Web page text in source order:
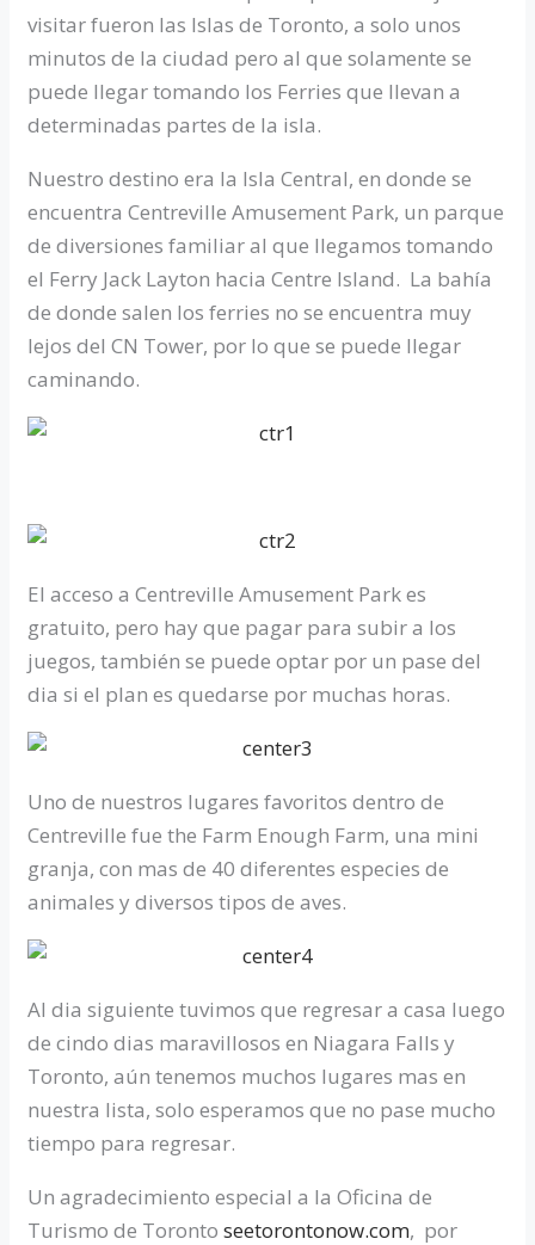
visitar fueron las Islas de Toronto, a solo unos
minutos de la ciudad pero al que solamente se
puede llegar tomando los Ferries que llevan a
determinadas partes de la isla.
Nuestro destino era la Isla Central, en donde se
encuentra Centreville Amusement Park, un parque
de diversiones familiar al que llegamos tomando
el Ferry Jack Layton hacia Centre Island. La bahía
de donde salen los ferries no se encuentra muy
lejos del CN Tower, por lo que se puede llegar
caminando.
El acceso a Centreville Amusement Park es
gratuito, pero hay que pagar para subir a los
juegos, también se puede optar por un pase del
dia si el plan es quedarse por muchas horas.
Uno de nuestros lugares favoritos dentro de
Centreville fue the Farm Enough Farm, una mini
granja, con mas de 40 diferentes especies de
animales y diversos tipos de aves.
Al dia siguiente tuvimos que regresar a casa luego
de cindo dias maravillosos en Niagara Falls y
Toronto, aún tenemos muchos lugares mas en
nuestra lista, solo esperamos que no pase mucho
tiempo para regresar.
Un agradecimiento especial a la Oficina de
Turismo de Torontoseetorontonow.com, por